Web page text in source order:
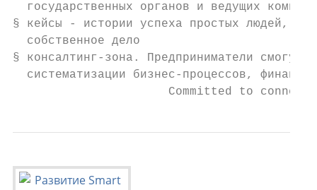
государственных органов и ведущих
§ кейсы - истории успеха простых людей,
  собственное дело
§ консалтинг-зона. Предприниматели смогут
систематизации бизнес-процессов,
Committed to